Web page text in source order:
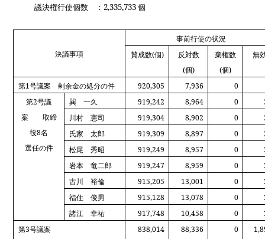
議決権行使個数 ：2,335,733個
決議事項
事前行使の状況
賛成数(個)
反対数
(個)
棄権数
(個)
無
第1号議案 剰余金の処分の件 920,305 7,936
0
第2号議
案 取締
役8名
選任の件
巽 一久 919,242 8,964 0
川村 憲司
919,304 8,902 0
氏家 太郎
919,309 8,897 0
松尾 秀昭
919,249 8,957 0
岩本 竜二郎
919,247 8,959 0
古川 裕倫
915,205 13,001 0
福住 俊男
915,128 13,078 0
諸江 幸祐
917,748 10,458 0
第3号議案 838,014 88,336 0